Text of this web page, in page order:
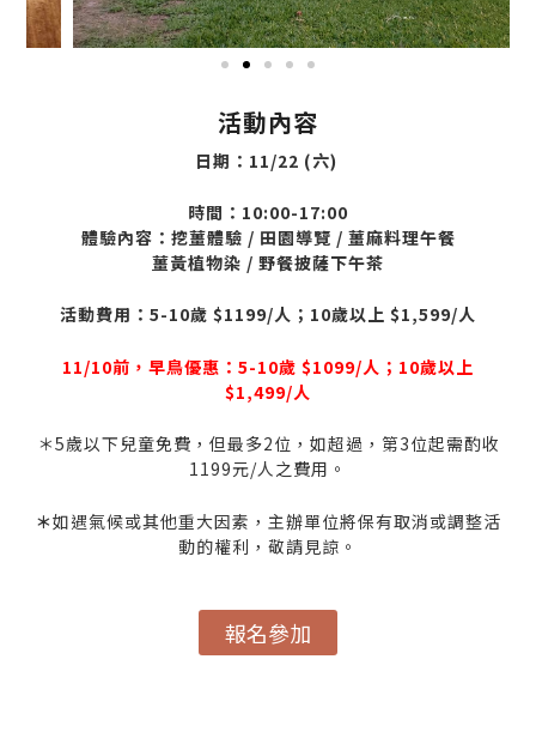
活動內容
日期： 11/22 (六)
時間： 10:00-17:00
體驗內容：挖薑體驗 / 田園導覽 / 薑麻料理午餐
薑黃植物染 / 野餐披薩下午茶
活動費用：5-10歲 $1199/人；10歲以上 $1,599/人
11/10前，早鳥優惠：5-10歲 $1099/人；10歲以上
$1,499/人
＊5歲以下兒童免費，但最多2位，如超過，第3位起需酌收
1199元/人之費用。
＊如遇氣候或其他重大因素，主辦單位將保有取消或調整活
動的權利，敬請見諒。
報名參加